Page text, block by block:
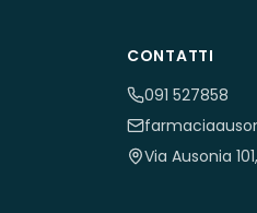
CONTATTI
091 527858
Via Ausonia